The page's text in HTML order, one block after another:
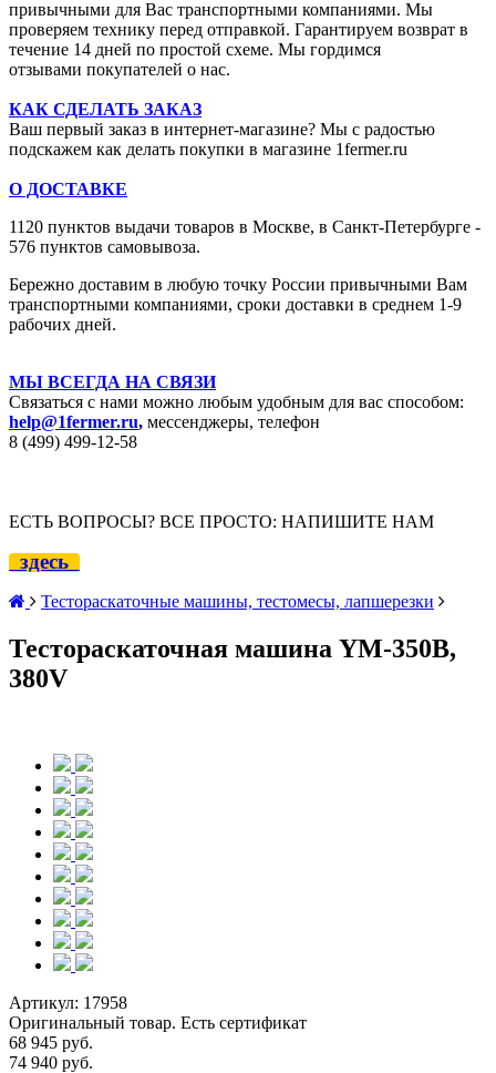
привычными для Вас транспортными компаниями. Мы
проверяем технику перед отправкой. Гарантируем возврат в
течение 14 дней по простой схеме. Мы гордимся
отзывами покупателей о нас.
КАК СДЕЛАТЬ ЗАКАЗ
Ваш первый заказ в интернет-магазине? Мы с радостью
подскажем как делать покупки в магазине 1fermer.ru
О ДОСТАВКЕ
1120 пунктов выдачи товаров в Москве, в Санкт-Петербурге -
576 пунктов самовывоза.
Бережно доставим в любую точку России привычными Вам
транспортными компаниями, сроки доставки в среднем 1-9
рабочих дней.
МЫ ВСЕГДА НА СВЯЗИ
Связаться с нами можно любым удобным для вас способом:
help@1fermer.ru, мессенджеры, телефон
8 (499) 499-12-58
ЕСТЬ ВОПРОСЫ? ВСЕ ПРОСТО: НАПИШИТЕ НАМ
здесь
Тестораскаточные машины, тестомесы, лапшерезки
Тестораскаточная машина YM-350B,
380V
Артикул: 17958
Оригинальный товар. Есть сертификат
68 945 руб.
74 940 руб.